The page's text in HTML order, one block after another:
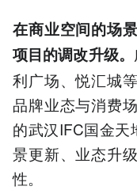
在商业空间的场
项目的调改升级。
利广场、悦汇城
品牌业态与消费
的武汉IFC国金天
景更新、业态升
性。